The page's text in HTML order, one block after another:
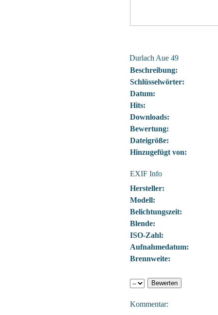
Durlach Aue 49
Beschreibung:
Schlüsselwörter:
Datum:
Hits:
Downloads:
Bewertung:
Dateigröße:
Hinzugefügt von:
EXIF Info
Hersteller:
Modell:
Belichtungszeit:
Blende:
ISO-Zahl:
Aufnahmedatum:
Brennweite:
Kommentar: